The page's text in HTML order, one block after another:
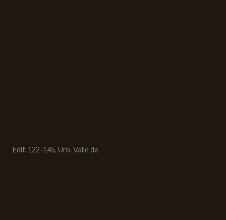
Edif. 122-145, Urb. Valle de